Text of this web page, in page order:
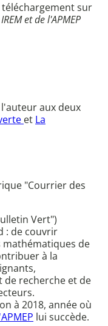
sur
et de l'APMEP
aux deux
et La
"Courrier des
Vert")
: de couvrir
de
à la
de recherche et de
à 2018, année où
lui succède.